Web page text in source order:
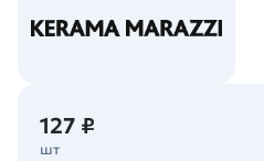
127 ₽
шт